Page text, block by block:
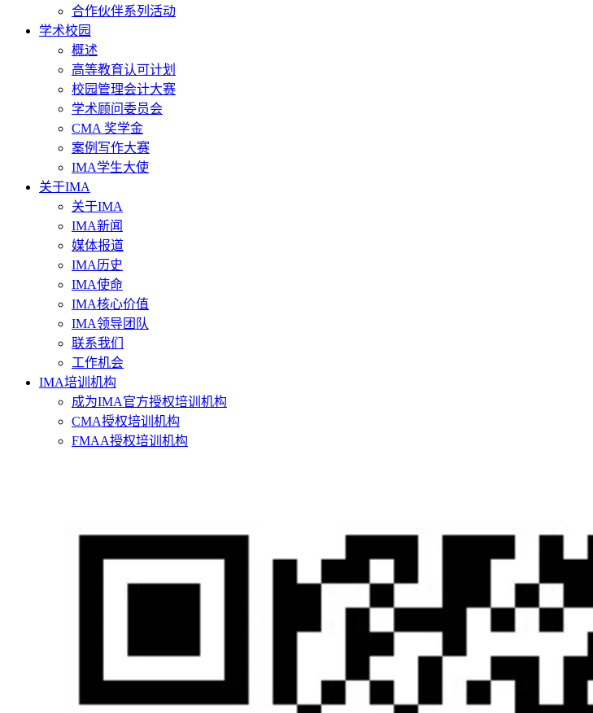
合作伙伴系列活动
学术校园
概述
高等教育认可计划
校园管理会计大赛
学术顾问委员会
CMA 奖学金
案例写作大赛
IMA学生大使
关于IMA
关于IMA
IMA新闻
媒体报道
IMA历史
IMA使命
IMA核心价值
IMA领导团队
联系我们
工作机会
IMA培训机构
成为IMA官方授权培训机构
CMA授权培训机构
FMAA授权培训机构